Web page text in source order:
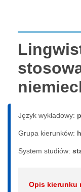
Język wykładowy:
Grupa kierunków:
System studiów:
Opis kierunku